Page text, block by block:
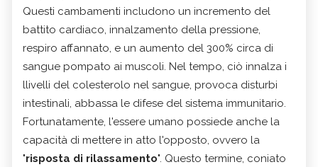
Questi cambamenti includono un incremento del
battito cardiaco, innalzamento della pressione,
respiro affannato, e un aumento del 300% circa di
sangue pompato ai muscoli. Nel tempo, ciò innalza i
llivelli del colesterolo nel sangue, provoca disturbi
intestinali, abbassa le difese del sistema immunitario.
Fortunatamente, l'essere umano possiede anche la
capacità di mettere in atto l'opposto, ovvero la
"risposta di rilassamento". Questo termine, coniato